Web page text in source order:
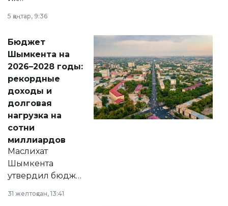
принести
народу
Венесуэлы.
5 қаңтар, 9:36
Бюджет
Шымкента на
2026–2028 годы:
рекордные
доходы и
долговая
нагрузка на
сотни
миллиардов
Маслихат
Шымкента
утвердил бюджет
31 желтоқсан, 13:41